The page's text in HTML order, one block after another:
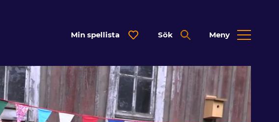
Min spellista Sök Meny